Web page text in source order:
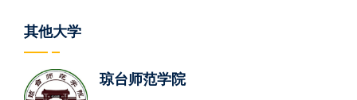
其他大学
琼台师范学院